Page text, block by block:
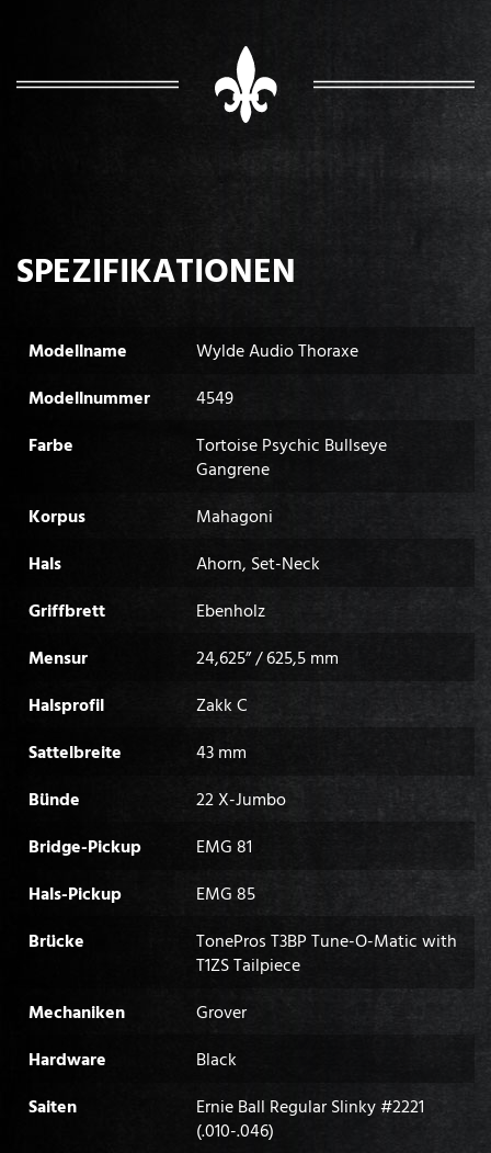
SPEZIFIKATIONEN
Modellname
Wylde Audio Thoraxe
Modellnummer
4549
Farbe
Tortoise Psychic Bullseye
Gangrene
Korpus
Mahagoni
Hals
Ahorn, Set-Neck
Griffbrett
Ebenholz
Mensur
24,625” / 625,5 mm
Halsprofil
Zakk C
Sattelbreite
43 mm
Bünde
22 X-Jumbo
Bridge-Pickup
EMG 81
Hals-Pickup
EMG 85
Brücke
TonePros T3BP Tune-O-Matic with
T1ZS Tailpiece
Mechaniken
Grover
Hardware
Black
Saiten
Ernie Ball Regular Slinky #2221
(.010-.046)